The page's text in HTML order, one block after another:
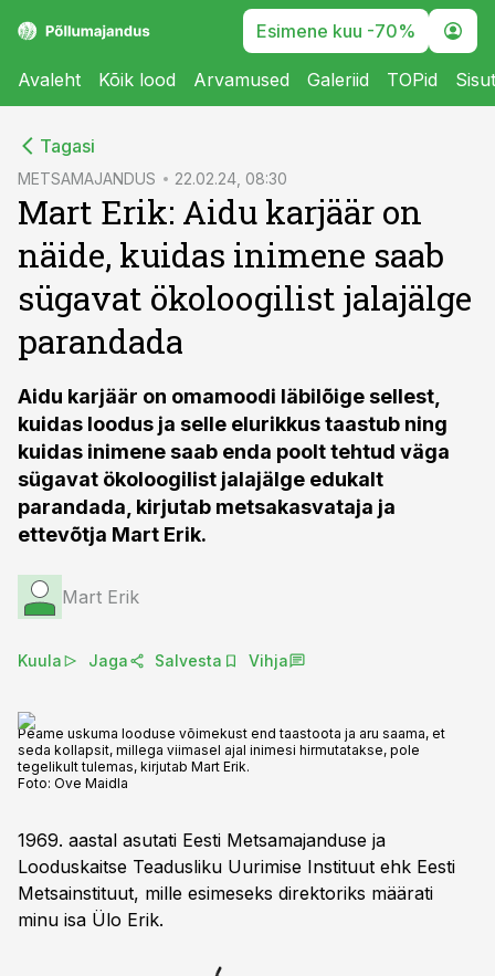
Esimene kuu -70%
Avaleht Kõik lood Arvamused Galeriid TOPid
Tagasi
METSAMAJANDUS 22.02.24, 08:30
Mart Erik: Aidu karjäär on
näide, kuidas inimene saab
sügavat ökoloogilist jalajälge
parandada
Aidu karjäär on omamoodi läbilõige sellest,
kuidas loodus ja selle elurikkus taastub ning
kuidas inimene saab enda poolt tehtud väga
sügavat ökoloogilist jalajälge edukalt
parandada, kirjutab metsakasvataja ja
ettevõtja Mart Erik.
Mart Erik
Kuula Jaga Salvesta Vihja
Peame uskuma looduse võimekust end taastoota ja aru saama, et
seda kollapsit, millega viimasel ajal inimesi hirmutatakse, pole
tegelikult tulemas, kirjutab Mart Erik.
Foto: Ove Maidla
1969. aastal asutati Eesti Metsamajanduse ja
Looduskaitse Teadusliku Uurimise Instituut ehk Eesti
Metsainstituut, mille esimeseks direktoriks määrati
minu isa Ülo Erik.